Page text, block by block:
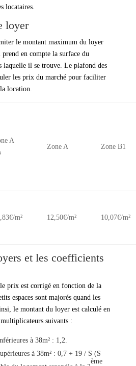
locataires.
loyer
le montant maximum du loyer
en compte la surface du
laquelle il se trouve. Le plafond des
les prix du marché pour faciliter
location.
A
Zone A Zone B1
m² 12,50€/m² 10,07€/m²
et les coefficients
prix est corrigé en fonction de la
espaces sont majorés quand les
le montant du loyer est calculé en
suivants :
à 38m² : 1,2.
à 38m² : 0,7 + 19 / S (S
ème